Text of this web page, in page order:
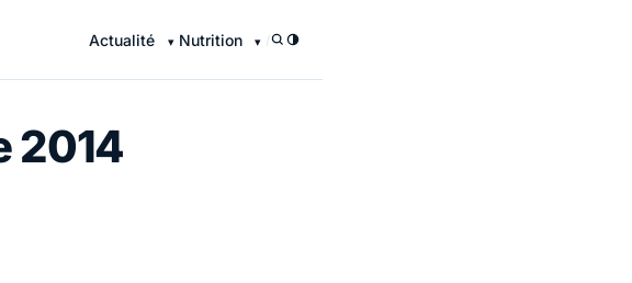
Actualité Nutrition /
2014